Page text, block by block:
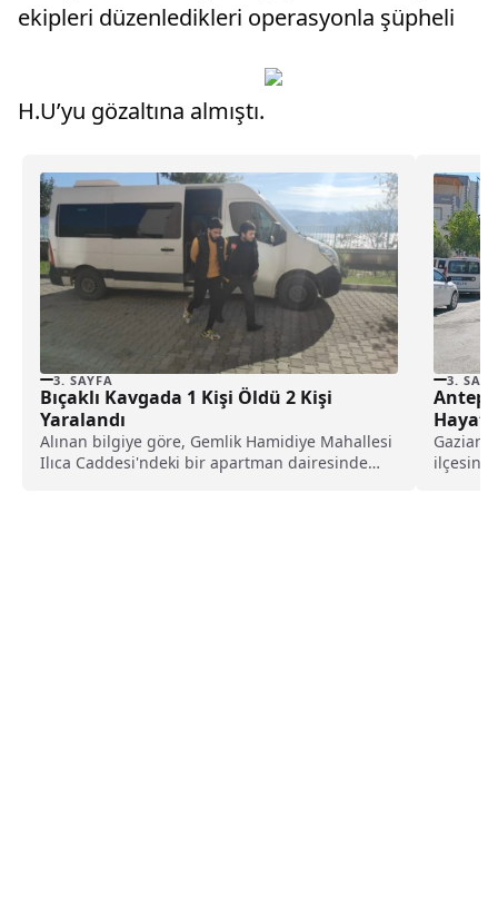
ekipleri düzenledikleri operasyonla şüpheli
H.U’yu gözaltına almıştı.
3. SAYFA
Bıçaklı Kavgada 1 Kişi Öldü 2 Kişi
Yaralandı
Alınan bilgiye göre, Gemlik Hamidiye Mahallesi
Ilıca Caddesi'ndeki bir apartman dairesinde
3.